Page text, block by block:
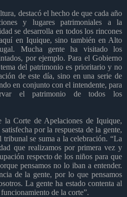
destacó el hecho de que cada año
y lugares patrimoniales a la
se desarrolla en todos los rincones
en Iquique, sino también en Alto
Mucha gente ha visitado los
por ejemplo. Para el Gobierno
del patrimonio es prioritario y no
de este día, sino en una serie de
en conjunto con el intendente, para
el patrimonio de todos los
la Corte de Apelaciones de Iquique,
por la respuesta de la gente,
tribunal se suma a la celebración. “La
que realizamos por primera vez y
respecto de los niños para que
pensamos no lo iban a entender.
de la gente, por lo que pensamos
La gente ha estado contenta al
de la corte”.